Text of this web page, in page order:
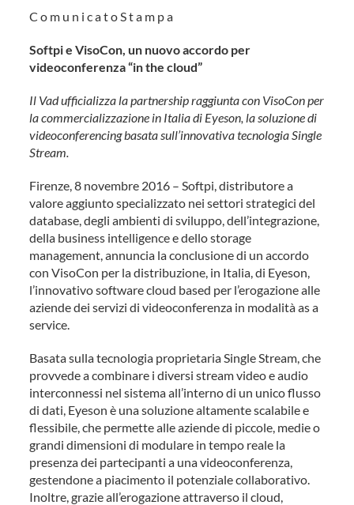
C o m u n i c a t o S t a m p a
Softpi e VisoCon, un nuovo accordo per
videoconferenza “in the cloud”
Il Vad ufficializza la partnership raggiunta con VisoCon per
la commercializzazione in Italia di Eyeson, la soluzione di
videoconferencing basata sull’innovativa tecnologia Single
Stream.
Firenze, 8 novembre 2016 – Softpi, distributore a
valore aggiunto specializzato nei settori strategici del
database, degli ambienti di sviluppo, dell’integrazione,
della business intelligence e dello storage
management, annuncia la conclusione di un accordo
con VisoCon per la distribuzione, in Italia, di Eyeson,
l’innovativo software cloud based per l’erogazione alle
aziende dei servizi di videoconferenza in modalità as a
service.
Basata sulla tecnologia proprietaria Single Stream, che
provvede a combinare i diversi stream video e audio
interconnessi nel sistema all’interno di un unico flusso
di dati, Eyeson è una soluzione altamente scalabile e
flessibile, che permette alle aziende di piccole, medie o
grandi dimensioni di modulare in tempo reale la
presenza dei partecipanti a una videoconferenza,
gestendone a piacimento il potenziale collaborativo.
Inoltre, grazie all’erogazione attraverso il cloud,